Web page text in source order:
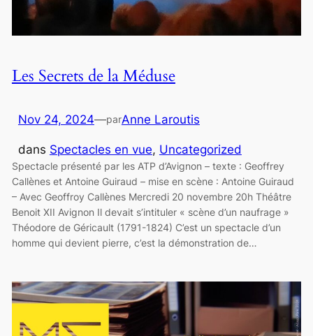
Les Secrets de la Méduse
Nov 24, 2024—parAnne Laroutis
dans Spectacles en vue, Uncategorized
Spectacle présenté par les ATP d’Avignon – texte : Geoffrey
Callènes et Antoine Guiraud – mise en scène : Antoine Guiraud
– Avec Geoffroy Callènes Mercredi 20 novembre 20h Théâtre
Benoit XII Avignon Il devait s’intituler « scène d’un naufrage »
Théodore de Géricault (1791-1824) C’est un spectacle d’un
homme qui devient pierre, c’est la démonstration de…